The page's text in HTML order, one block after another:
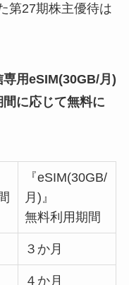
第27期株主優待は
専用eSIM(30GB/月)
に応じて無料に
『eSIM(30GB/
月)』
無料利用期間
３か月
４か月